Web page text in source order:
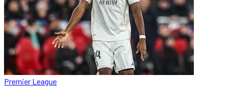
Premier League